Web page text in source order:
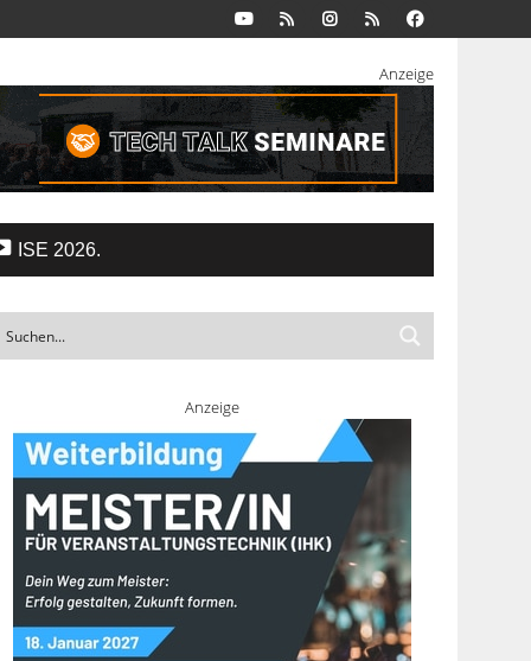
Anzeige
ISE 2026.
Anzeige